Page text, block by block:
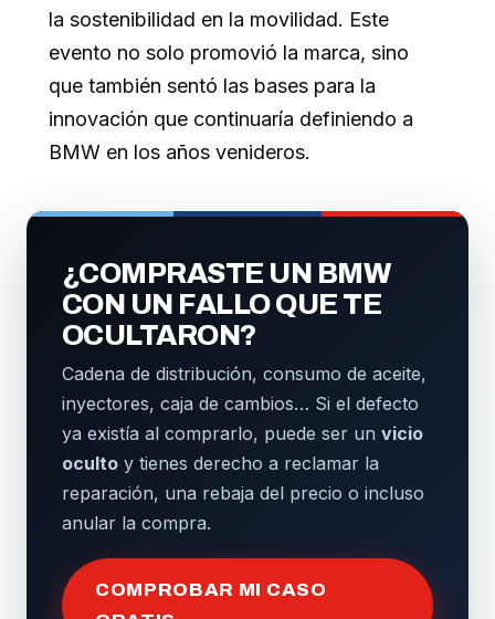
la sostenibilidad en la movilidad. Este
evento no solo promovió la marca, sino
que también sentó las bases para la
innovación que continuaría definiendo a
BMW en los años venideros.
¿COMPRASTE UN BMW
CON UN FALLO QUE TE
OCULTARON?
Cadena de distribución, consumo de aceite,
inyectores, caja de cambios… Si el defecto
ya existía al comprarlo, puede ser un vicio
oculto y tienes derecho a reclamar la
reparación, una rebaja del precio o incluso
anular la compra.
COMPROBAR MI CASO